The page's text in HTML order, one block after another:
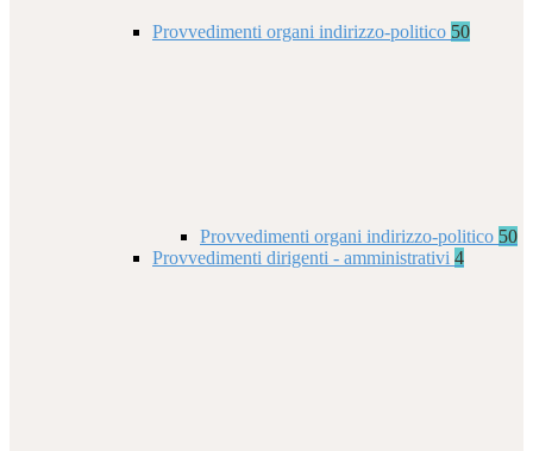
Provvedimenti organi indirizzo-politico 50
Provvedimenti organi indirizzo-politico 50
Provvedimenti dirigenti - amministrativi 4